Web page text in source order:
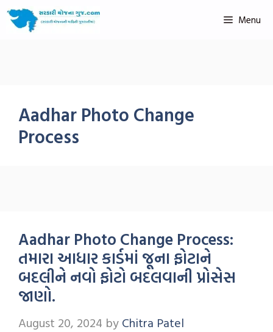
Menu
Aadhar Photo Change
Process
Aadhar Photo Change Process:
તમારા આધાર કાર્ડમાં જૂના ફોટાને
બદલીને નવો ફોટો બદલવાની પ્રોસેસ
જાણો.
August 20, 2024 by Chitra Patel